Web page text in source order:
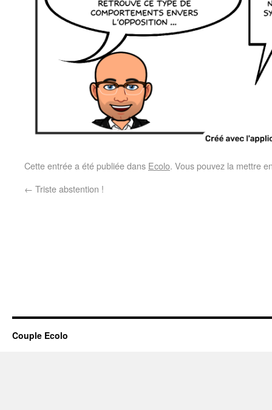
Cette entrée a été publiée dans Ecolo. Vous pouvez la mettre
← Triste abstention !
Couple Ecolo